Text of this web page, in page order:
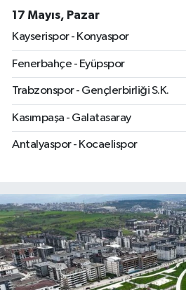
17 Mayıs, Pazar
Kayserispor - Konyaspor
Fenerbahçe - Eyüpspor
Trabzonspor - Gençlerbirliği S.K.
Kasımpaşa - Galatasaray
Antalyaspor - Kocaelispor